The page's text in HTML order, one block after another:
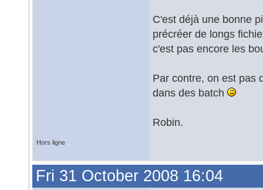
C'est déjà une bonne
précréer de longs
c'est pas encore les
Par contre, on est pas
dans des batch
Robin.
Hors ligne
Fri 31 October 2008 16:04